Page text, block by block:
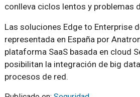
conlleva ciclos lentos y problemas
Las soluciones Edge to Enterprise
representada en España por
plataforma SaaS basada en cloud
posibilitan la integración de big
procesos de red.